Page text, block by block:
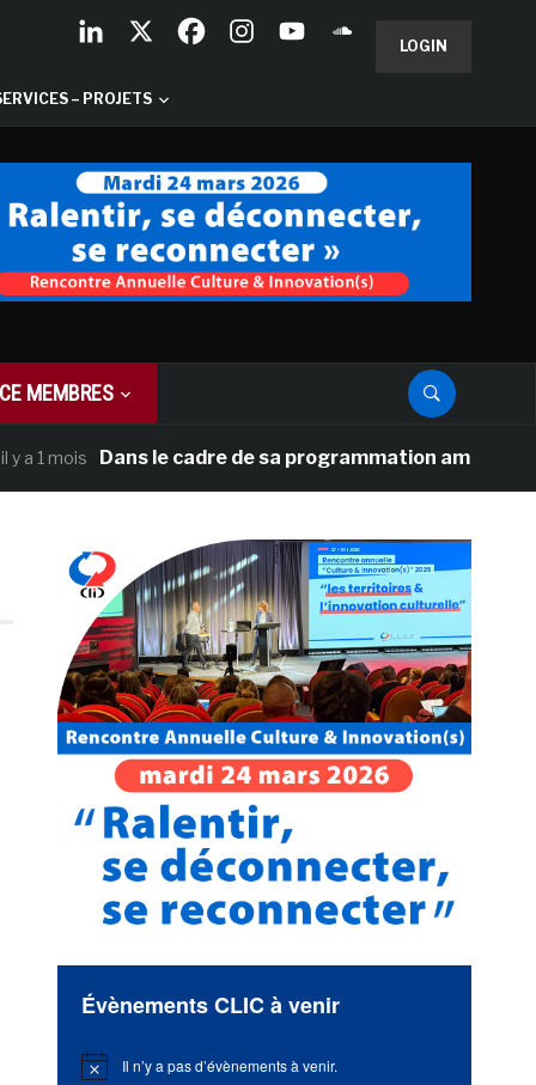
LOGIN
– PROJETS
MEMBRES
Dans le cadre de sa programmation américaine,
Évènements CLIC à venir
Notice Il n’y a pas d’évènements à venir.